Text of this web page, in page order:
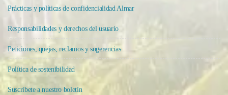
Prácticas y políticas de confidencialidad Almar
Responsabilidades y derechos del usuario
Peticiones, quejas, reclamos y sugerencias
Política de sostenibilidad
Suscríbete a nuestro boletín